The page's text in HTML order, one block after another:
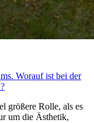
Worauf ist bei der
größere Rolle, als es
um die Ästhetik,